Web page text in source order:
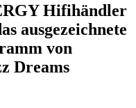
Hifihändler
ausgezeichnete
von
Dreams